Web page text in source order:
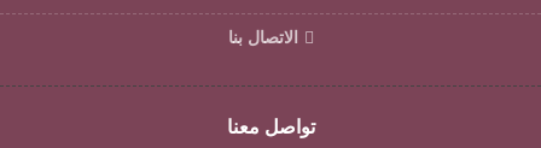
الاتصال بنا
تواصل معنا